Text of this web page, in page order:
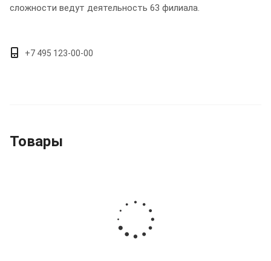
сложности ведут деятельность 63 филиала.
+7 495 123-00-00
Товары